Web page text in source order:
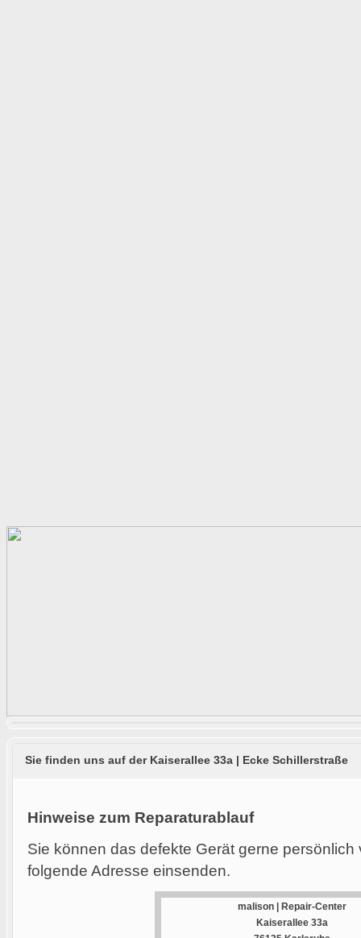
Sie finden uns auf der Kaiserallee 33a | Ecke Schillerstraße
Hinweise zum Reparaturablauf
Sie können das defekte Gerät gerne
folgende Adresse einsenden.
malison | Repair-Center
Kaiserallee 33a